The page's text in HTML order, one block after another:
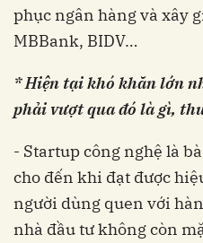
phục ngân hàng và xây
MBBank, BIDV…
* Hiện tại khó khăn lớn
phải vượt qua đó là gì,
- Startup công nghệ là
cho đến khi đạt được
người dùng quen với
nhà đầu tư không còn